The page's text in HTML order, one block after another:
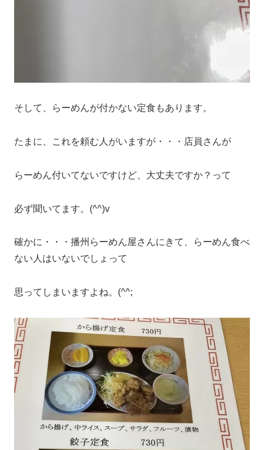
そして、らーめんが付かない定食もあります。
たまに、これを頼む人がいますが・・・店員さんが
らーめん付いてないですけど、大丈夫ですか？って
必ず聞いてます。(^^)v
確かに・・・播州らーめん屋さんにきて、らーめん食べ
ない人はいないでしょって
思ってしまいますよね。(^^;